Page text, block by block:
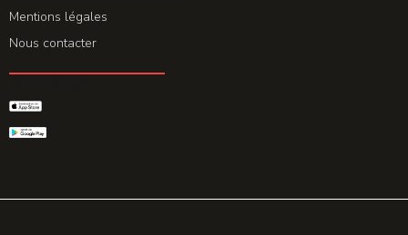
Mentions légales
Nous contacter